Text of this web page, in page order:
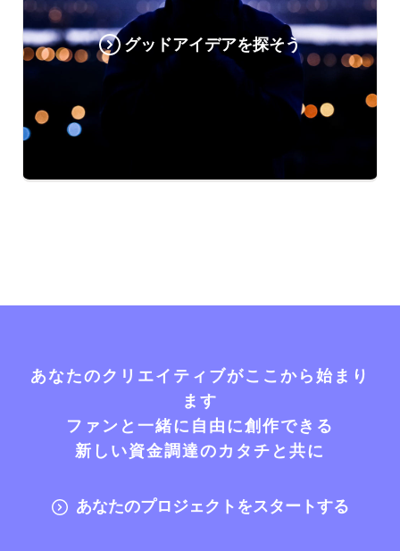
グッドアイデアを探そう
あなたのクリエイティブがここから始まり
ます
ファンと一緒に自由に創作できる
新しい資金調達のカタチと共に
あなたのプロジェクトをスタートする